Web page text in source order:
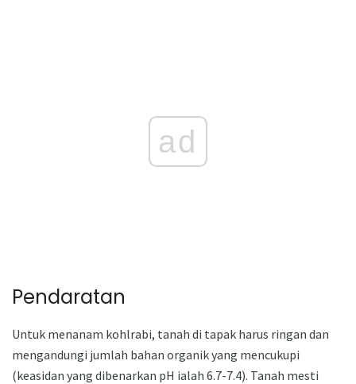
ad
Pendaratan
Untuk menanam kohlrabi, tanah di tapak harus ringan dan
mengandungi jumlah bahan organik yang mencukupi
(keasidan yang dibenarkan pH ialah 6.7-7.4). Tanah mesti